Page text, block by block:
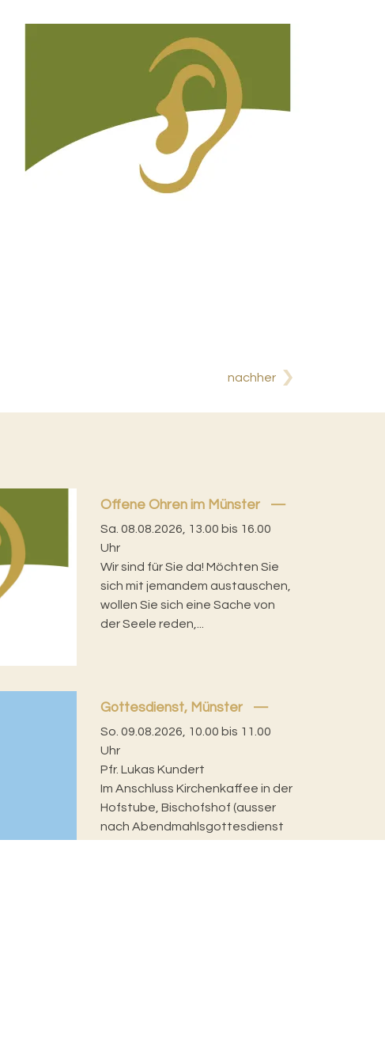
nachher
Offene Ohren im Münster
Sa. 08.08.2026, 13.00 bis 16.00
Uhr
Wir sind für Sie da! Möchten Sie
sich mit jemandem austauschen,
wollen Sie sich eine Sache von
der Seele reden,...
Gottesdienst, Münster
So. 09.08.2026, 10.00 bis 11.00
Uhr
Pfr. Lukas Kundert
Im Anschluss Kirchenkaffee in der
Hofstube, Bischofshof (ausser
nach Abendmahlsgottesdienst